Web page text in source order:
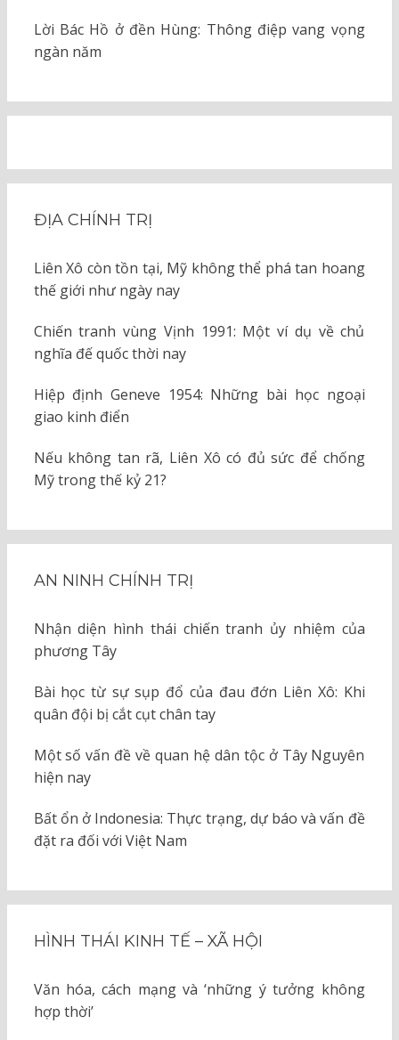
Lời Bác Hồ ở đền Hùng: Thông điệp vang vọng
ngàn năm
ĐỊA CHÍNH TRỊ
Liên Xô còn tồn tại, Mỹ không thể phá tan hoang
thế giới như ngày nay
Chiến tranh vùng Vịnh 1991: Một ví dụ về chủ
nghĩa đế quốc thời nay
Hiệp định Geneve 1954: Những bài học ngoại
giao kinh điển
Nếu không tan rã, Liên Xô có đủ sức để chống
Mỹ trong thế kỷ 21?
AN NINH CHÍNH TRỊ
Nhận diện hình thái chiến tranh ủy nhiệm của
phương Tây
Bài học từ sự sụp đổ của đau đớn Liên Xô: Khi
quân đội bị cắt cụt chân tay
Một số vấn đề về quan hệ dân tộc ở Tây Nguyên
hiện nay
Bất ổn ở Indonesia: Thực trạng, dự báo và vấn đề
đặt ra đối với Việt Nam
HÌNH THÁI KINH TẾ – XÃ HỘI
Văn hóa, cách mạng và ‘những ý tưởng không
hợp thời’